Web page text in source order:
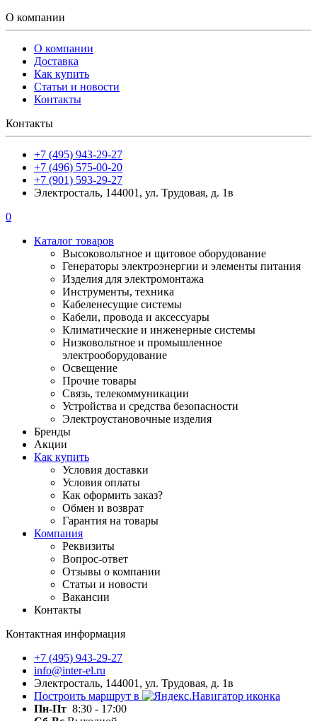
О компании
О компании
Доставка
Как купить
Статьи и новости
Контакты
Контакты
+7 (495) 943-29-27
+7 (496) 575-00-20
+7 (901) 593-29-27
Электросталь, 144001, ул. Трудовая, д. 1в
0
Каталог товаров
Высоковольтное и щитовое оборудование
Генераторы электроэнергии и элементы питания
Изделия для электромонтажа
Инструменты, техника
Кабеленесущие системы
Кабели, провода и аксессуары
Климатические и инженерные системы
Низковольтное и промышленное
электрооборудование
Освещение
Прочие товары
Связь, телекоммуникации
Устройства и средства безопасности
Электроустановочные изделия
Бренды
Акции
Как купить
Условия доставки
Условия оплаты
Как оформить заказ?
Обмен и возврат
Гарантия на товары
Компания
Реквизиты
Вопрос-ответ
Отзывы о компании
Статьи и новости
Вакансии
Контакты
Контактная информация
+7 (495) 943-29-27
info@inter-el.ru
Электросталь, 144001, ул. Трудовая, д. 1в
Построить маршрут в
Пн-Пт 8:30 - 17:00